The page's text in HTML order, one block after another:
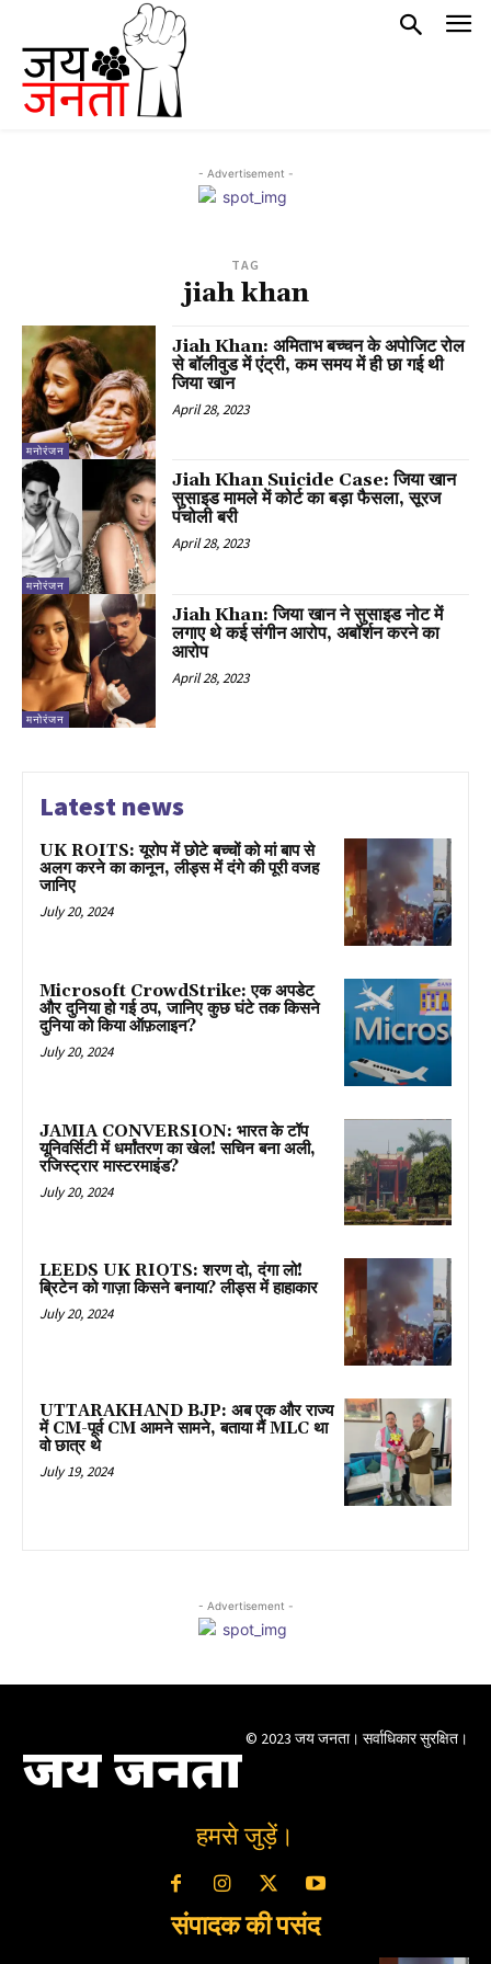
- Advertisement -
TAG
jiah khan
मनोरंजन
Jiah Khan: अमिताभ बच्चन के अपोजिट रोल
से बॉलीवुड में एंट्री, कम समय में ही छा गई थी
जिया खान
April 28, 2023
मनोरंजन
Jiah Khan Suicide Case: जिया खान
सुसाइड मामले में कोर्ट का बड़ा फैसला, सूरज
पंचोली बरी
April 28, 2023
मनोरंजन
Jiah Khan: जिया खान ने सुसाइड नोट में
लगाए थे कई संगीन आरोप, अबॉर्शन करने का
आरोप
April 28, 2023
Latest news
UK ROITS: यूरोप में छोटे बच्चों को मां बाप से
अलग करने का कानून, लीड्स में दंगे की पूरी वजह
जानिए
July 20, 2024
Microsoft CrowdStrike: एक अपडेट
और दुनिया हो गई ठप, जानिए कुछ घंटे तक किसने
दुनिया को किया ऑफ़लाइन?
July 20, 2024
JAMIA CONVERSION: भारत के टॉप
यूनिवर्सिटी में धर्मांतरण का खेल! सचिन बना अली,
रजिस्ट्रार मास्टरमाइंड?
July 20, 2024
LEEDS UK RIOTS: शरण दो, दंगा लो!
ब्रिटेन को गाज़ा किसने बनाया? लीड्स में हाहाकार
July 20, 2024
UTTARAKHAND BJP: अब एक और राज्य
में CM-पूर्व CM आमने सामने, बताया मैं MLC था
वो छात्र थे
July 19, 2024
- Advertisement -
जय जनता © 2023 जय जनता। सर्वाधिकार सुरक्षित।
हमसे जुड़ें।
संपादक की पसंद